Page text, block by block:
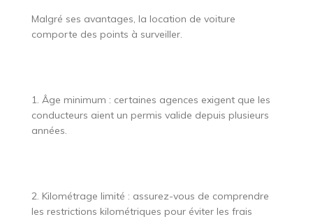
Malgré ses avantages, la location de voiture
comporte des points à surveiller.
1. Âge minimum : certaines agences exigent que les
conducteurs aient un permis valide depuis plusieurs
années.
2. Kilométrage limité : assurez-vous de comprendre
les restrictions kilométriques pour éviter les frais